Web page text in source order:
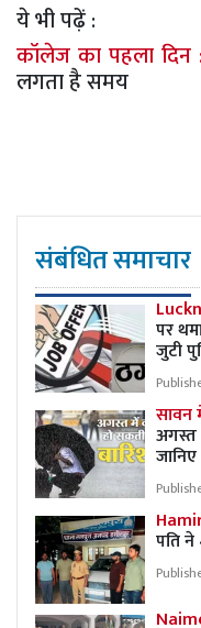
ये भी पढ़ें :
कॉलेज का पहला दिन
लगता है समय
संबंधित समाचार
पर
जुटी
सावन
अगस्त
पति